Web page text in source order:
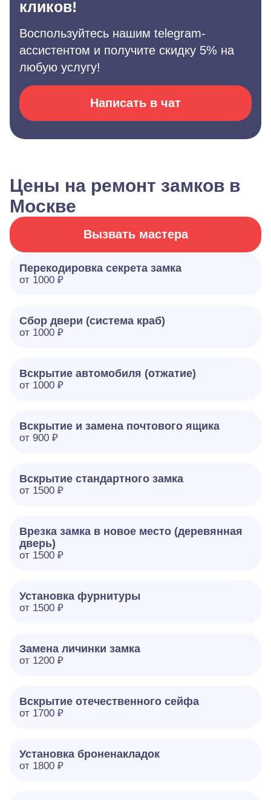
кликов!
Воспользуйтесь нашим telegram-
ассистентом и получите скидку 5% на
любую услугу!
Написать в чат
Цены на ремонт замков в
Москве
Вызвать мастера
Перекодировка секрета замка
от 1000 ₽
Сбор двери (система краб)
от 1000 ₽
Вскрытие автомобиля (отжатие)
от 1000 ₽
Вскрытие и замена почтового ящика
от 900 ₽
Вскрытие стандартного замка
от 1500 ₽
Врезка замка в новое место (деревянная
дверь)
от 1500 ₽
Установка фурнитуры
от 1500 ₽
Замена личинки замка
от 1200 ₽
Вскрытие отечественного сейфа
от 1700 ₽
Установка броненакладок
от 1800 ₽